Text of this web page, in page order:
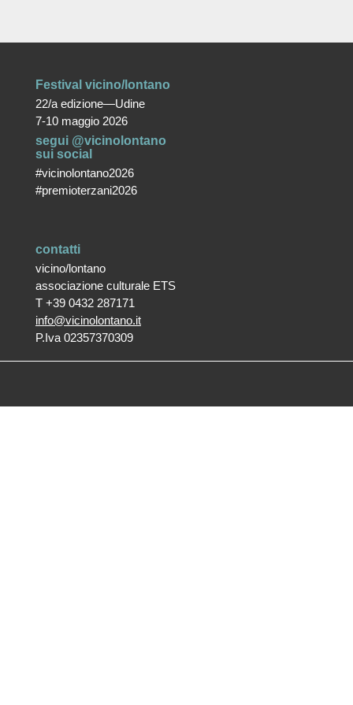
Festival vicino/lontano
22/a edizione—Udine
7-10 maggio 2026
segui @vicinolontano
sui social
#vicinolontano2026
#premioterzani2026
contatti
vicino/lontano
associazione culturale ETS
T +39 0432 287171
info@vicinolontano.it
P.Iva 02357370309